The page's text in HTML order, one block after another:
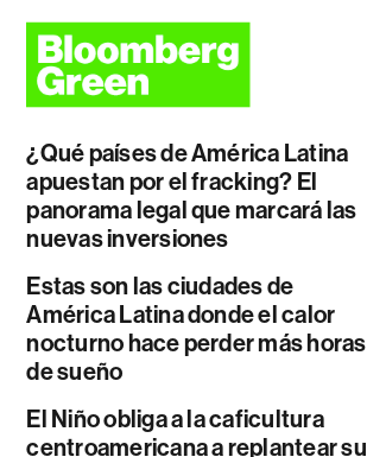
¿Qué países de América Latina
apuestan por el fracking? El
panorama legal que marcará las
nuevas inversiones
Estas son las ciudades de
América Latina donde el calor
nocturno hace perder más horas
de sueño
El Niño obliga a la caficultura
centroamericana a replantear su